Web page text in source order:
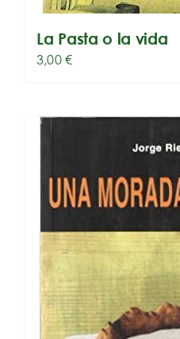
La Pasta o la vida
3,00€